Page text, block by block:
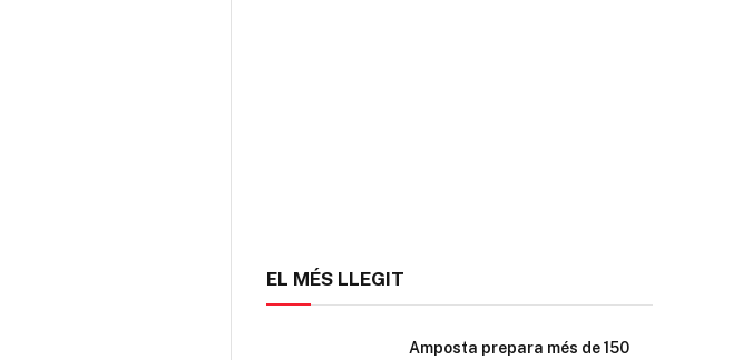
EL MÉS LLEGIT
Amposta prepara més de 150